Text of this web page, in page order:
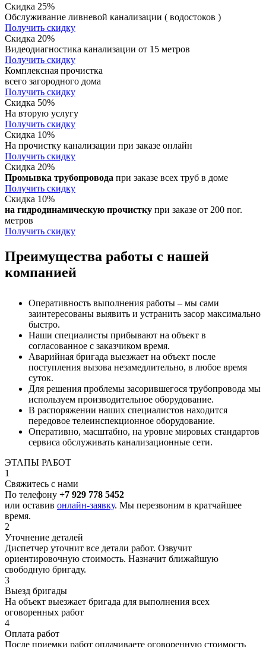
Скидка 25%
Обслуживание ливневой канализации ( водостоков )
Получить скидку
Скидка 20%
Видеодиагностика канализации от 15 метров
Получить скидку
Комплексная прочистка
всего загородного дома
Получить скидку
Скидка 50%
На вторую услугу
Получить скидку
Скидка 10%
На прочистку канализации при заказе онлайн
Получить скидку
Скидка 20%
Промывка трубопровода при заказе всех труб в доме
Получить скидку
Скидка 10%
на гидродинамическую прочистку при заказе от 200 пог.
метров
Получить скидку
Преимущества работы с нашей
компанией
Оперативность выполнения работы – мы сами
заинтересованы выявить и устранить засор максимально
быстро.
Наши специалисты прибывают на объект в
согласованное с заказчиком время.
Аварийная бригада выезжает на объект после
поступления вызова незамедлительно, в любое время
суток.
Для решения проблемы засорившегося трубопровода мы
используем производительное оборудование.
В распоряжении наших специалистов находится
передовое телеинспекционное оборудование.
Оперативно, масштабно, на уровне мировых стандартов
сервиса обслуживать канализационные сети.
ЭТАПЫ РАБОТ
1
Свяжитесь с нами
По телефону +7 929 778 5452
или оставив онлайн-заявку. Мы перезвоним в кратчайшее
время.
2
Уточнение деталей
Диспетчер уточнит все детали работ. Озвучит
ориентировочную стоимость. Назначит ближайшую
свободную бригаду.
3
Выезд бригады
На объект выезжает бригада для выполнения всех
оговоренных работ
4
Оплата работ
После приемки работ оплачиваете оговоренную стоимость